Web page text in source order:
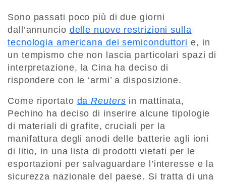
Sono passati poco più di due giorni
dall’annuncio delle nuove restrizioni sulla
tecnologia americana dei semiconduttori e, in
un tempismo che non lascia particolari spazi di
interpretazione, la Cina ha deciso di
rispondere con le ‘armi’ a disposizione.
Come riportato daReuters in mattinata,
Pechino ha deciso di inserire alcune tipologie
di materiali di grafite, cruciali per la
manifattura degli anodi delle batterie agli ioni
di litio, in una lista di prodotti vietati per le
esportazioni per salvaguardare l’interesse e la
sicurezza nazionale del paese. Si tratta di una